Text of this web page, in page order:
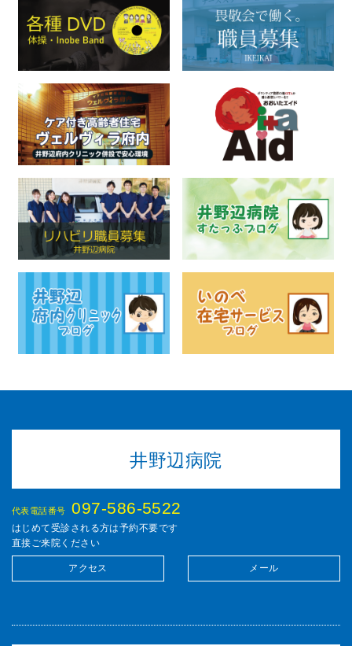
井野辺病院
代表電話番号 097-586-5522
はじめて受診される方は予約不要です
直接ご来院ください
アクセス メール